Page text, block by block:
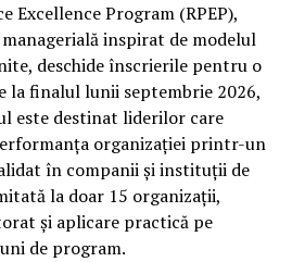
Excellence Program (RPEP),
inspirat de modelul
deschide înscrierile pentru o
la finalul lunii septembrie 2026,
este destinat liderilor care
organizației printr-un
în companii și instituții de
la doar 15 organizații,
și aplicare practică pe
de program.